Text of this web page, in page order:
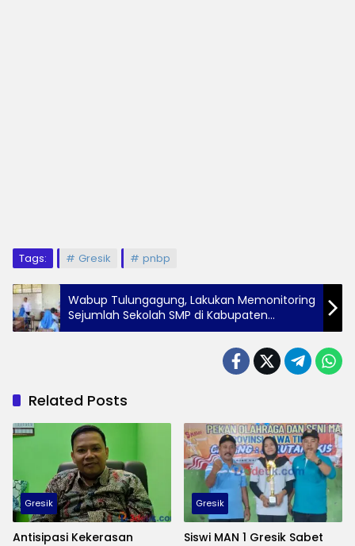
Tags: Gresik pnbp
Wabup Tulungagung, Lakukan Memonitoring
Sejumlah Sekolah SMP di Kabupaten
Tulungagung
Related Posts
Gresik
Antisipasi Kekerasan
Gresik
Siswi MAN 1 Gresik Sabet